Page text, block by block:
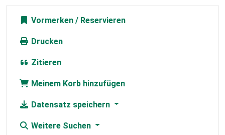
Vormerken
Drucken
Zitieren
Meinem Korb hinzufügen
Datensatz speichern
Weitere Suchen